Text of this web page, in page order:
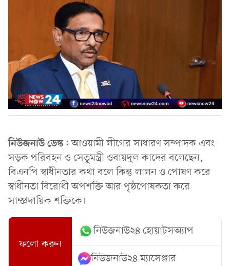
নিউজনাউ ডেস্ক:আওয়ামী লীগের সাধারণ সম্পাদক এবং
সড়ক পরিবহন ও সেতুমন্ত্রী ওবায়দুল কাদের বলেছেন,
বিএনপি স্বাধীনতার কথা বলে কিন্তু লালন ও পোষণ করে
স্বাধীনতা বিরোধী অপশক্তি আর পৃষ্ঠপোষকতা করে
সাম্প্রদায়িক শক্তিকে।
ফলো করুন
নিউজনাউ২৪ হোয়াটসঅ্যাপ
নিউজনাউ২৪ ম্যাসেঞ্জার